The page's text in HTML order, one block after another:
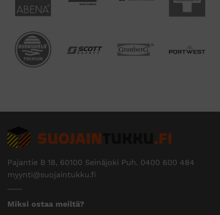
Pajantie B 18, 60100 Seinäjoki Puh. 0400 600 484
myynti@suojaintukku.fi
Miksi ostaa meiltä?